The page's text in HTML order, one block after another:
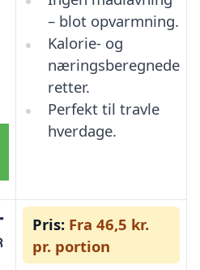
– blot opvarmning.
Kalorie- og
næringsberegnede
retter.
Perfekt til travle
hverdage.
Pris: Fra 46,5 kr.
pr. portion